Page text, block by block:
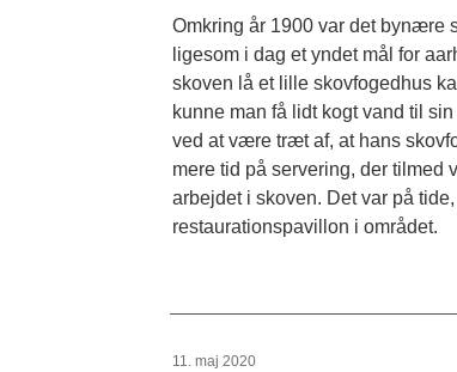
Omkring år 1900 var det bynære
ligesom i dag et yndet mål for
skoven lå et lille skovfogedhus
kunne man få lidt kogt vand til
ved at være træt af, at hans
mere tid på servering, der tilmed
arbejdet i skoven. Det var på
restaurationspavillon i området.
11. maj 2020